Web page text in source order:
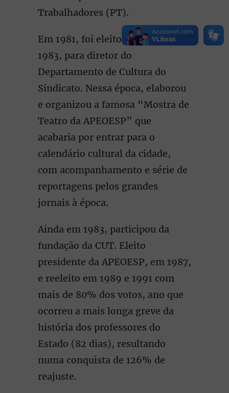
Trabalhadores (PT).
Em 1981, foi eleito e reeleito, em
1983, para diretor do
Departamento de Cultura do
Sindicato. Nessa época, elaborou
e organizou a famosa “Mostra de
Teatro da APEOESP” que
acabaria por entrar para o
calendário cultural da cidade,
com acompanhamento e série de
reportagens pelos grandes
jornais à época.
Ainda em 1983, participou da
fundação da CUT. Eleito
presidente da APEOESP, em 1987,
e reeleito em 1989 e 1991 com
mais de 80% dos votos, ano que
ocorreu a mais longa greve da
história dos professores do
Estado (82 dias), resultando
numa conquista de 126% de
reajuste.